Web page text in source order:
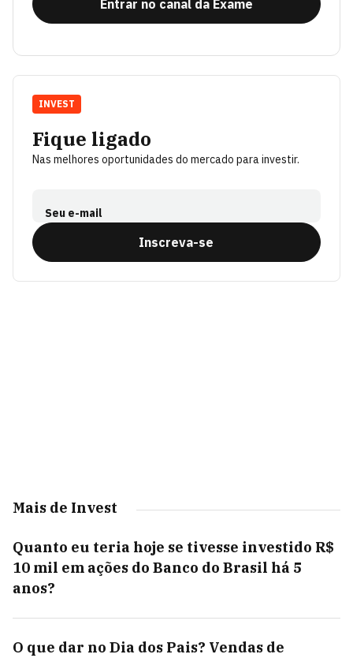
Entrar no canal da Exame
Fique ligado
Nas melhores oportunidades do mercado para investir.
Seu e-mail
Inscreva-se
INVEST
Mais de Invest
Quanto eu teria hoje se tivesse investido R$
10 mil em ações do Banco do Brasil há 5
anos?
O que dar no Dia dos Pais? Vendas de